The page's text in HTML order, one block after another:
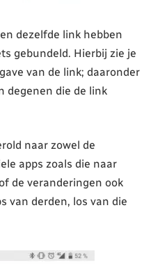
dezelfde link hebben
gebundeld. Hierbij zie je
van de link; daaronder
degenen die de link
naar zowel de
apps zoals die naar
de veranderingen ook
van derden, los van die